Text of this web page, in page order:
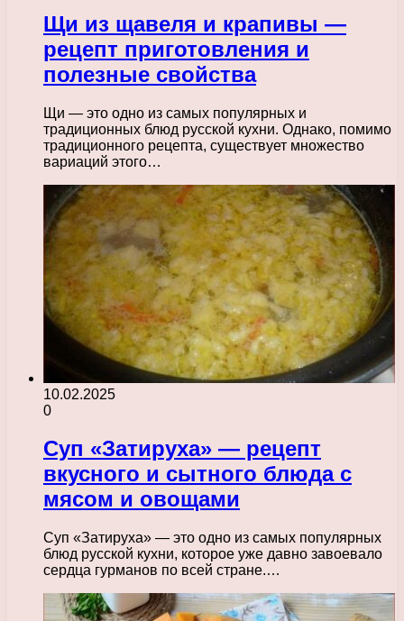
Щи из щавеля и крапивы —
рецепт приготовления и
полезные свойства
Щи — это одно из самых популярных и
традиционных блюд русской кухни. Однако, помимо
традиционного рецепта, существует множество
вариаций этого…
10.02.2025
0
Суп «Затируха» — рецепт
вкусного и сытного блюда с
мясом и овощами
Суп «Затируха» — это одно из самых популярных
блюд русской кухни, которое уже давно завоевало
сердца гурманов по всей стране.…